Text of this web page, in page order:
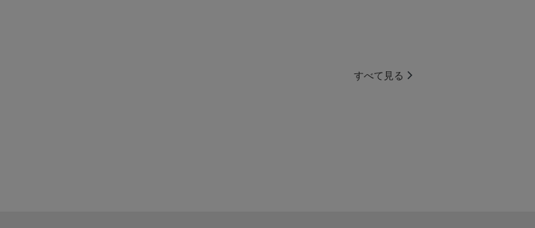
すべて見る